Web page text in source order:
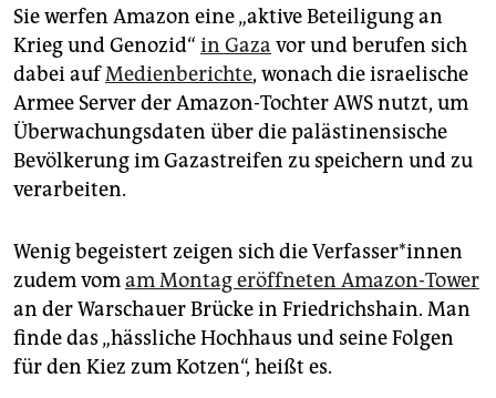
Sie werfen Amazon eine „aktive Beteiligung an
Krieg und Genozid“ in Gaza vor und berufen sich
dabei aufMedienberichte, wonach die israelische
Armee Server der Amazon-Tochter AWS nutzt, um
Überwachungsdaten über die palästinensische
Bevölkerung im Gazastreifen zu speichern und zu
verarbeiten.
Wenig begeistert zeigen sich die Ver­fas­se­r*in­nen
zudem vomam Montag eröffneten Amazon-Tower
an der Warschauer Brücke in Friedrichshain. Man
finde das „hässliche Hochhaus und seine Folgen
für den Kiez zum Kotzen“, heißt es.